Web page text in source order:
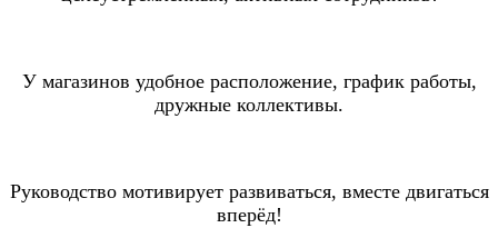
У магазинов удобное расположение, график работы,
дружные коллективы.
Руководство мотивирует развиваться, вместе двигаться
вперёд!